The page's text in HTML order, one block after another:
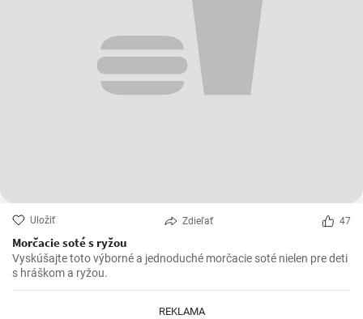
Uložiť Zdieľať 47
Morčacie soté s ryžou
Vyskúšajte toto výborné a jednoduché morčacie soté nielen pre deti
s hráškom a ryžou.
REKLAMA